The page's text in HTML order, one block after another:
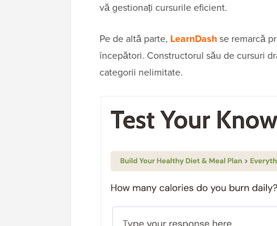
vă gestionați cursurile eficient.
Pe de altă parte, LearnDashse remarcă
începători. Constructorul său de cursuri
categorii nelimitate.